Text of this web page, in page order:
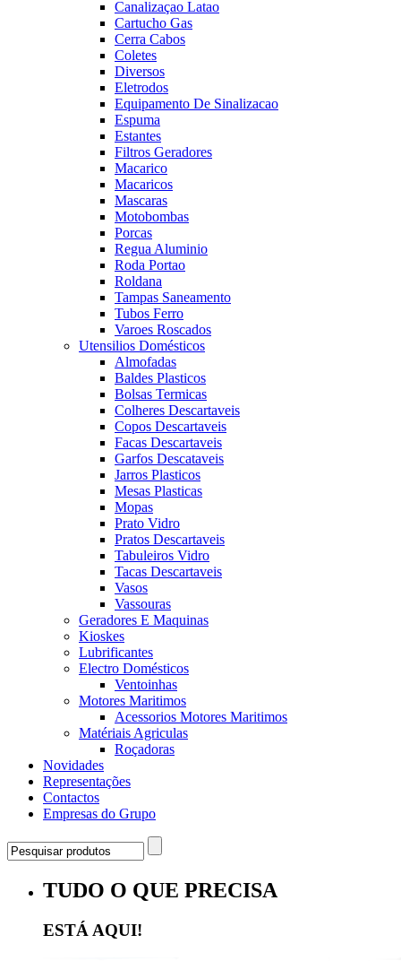
Canalizaçao Latao
Cartucho Gas
Cerra Cabos
Coletes
Diversos
Eletrodos
Equipamento De Sinalizacao
Espuma
Estantes
Filtros Geradores
Macarico
Macaricos
Mascaras
Motobombas
Porcas
Regua Aluminio
Roda Portao
Roldana
Tampas Saneamento
Tubos Ferro
Varoes Roscados
Utensilios Domésticos
Almofadas
Baldes Plasticos
Bolsas Termicas
Colheres Descartaveis
Copos Descartaveis
Facas Descartaveis
Garfos Descataveis
Jarros Plasticos
Mesas Plasticas
Mopas
Prato Vidro
Pratos Descartaveis
Tabuleiros Vidro
Tacas Descartaveis
Vasos
Vassouras
Geradores E Maquinas
Kioskes
Lubrificantes
Electro Domésticos
Ventoinhas
Motores Maritimos
Acessorios Motores Maritimos
Matériais Agriculas
Roçadoras
Novidades
Representações
Contactos
Empresas do Grupo
TUDO O QUE PRECISA
ESTÁ AQUI!